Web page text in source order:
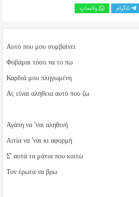
تلگرام واتساپ
Αυτό που μου συμβαίνει
Φοβάμαι τόσο να το πω
Καρδιά μου πληγωμένη
Ας είναι αλήθεια αυτό που ζω
Αγάπη να ‘ναι αληθινή
Αιτία να ‘ναι κι αφορμή
Σ’ αυτά τα μάτια που κοιτώ
Τον έρωτα να βρω